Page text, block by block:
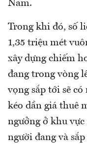
Nam.
Trong khi đó, số
1,35 triệu mét
xây dựng chiếm
đang trong vòng
vọng sắp tới sẽ
kéo dần giá thuê
ngưởng ở khu
người đang và